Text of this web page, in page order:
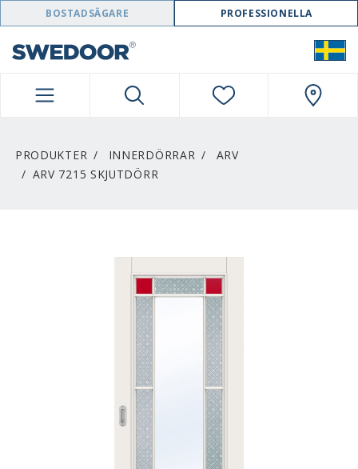
SWEDOOR NAVIGATION
BOSTADSÄGARE PROFESSIONELLA
PRODUKTER INNERDÖRRAR
ARV
ARV 7215 SKJUTDÖRR